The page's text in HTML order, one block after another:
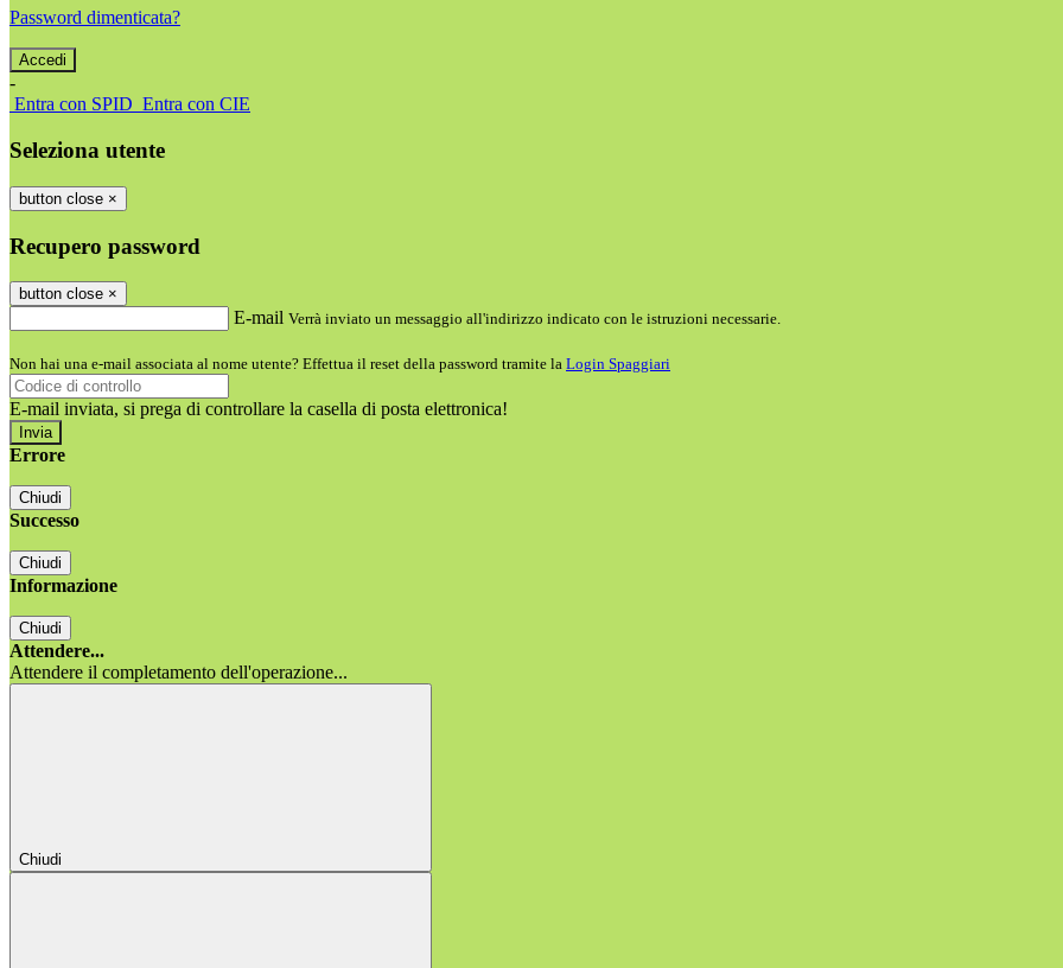
Password dimenticata?
-
Entra con SPID Entra con CIE
Seleziona utente
button close ×
Recupero password
button close ×
E-mail Verrà inviato un messaggio all'indirizzo indicato con le istruzioni necessarie.
Non hai una e-mail associata al nome utente? Effettua il reset della password tramite la Login Spaggiari
E-mail inviata, si prega di controllare la casella di posta elettronica!
Errore
Chiudi
Successo
Chiudi
Informazione
Chiudi
Attendere...
Attendere il completamento dell'operazione...
Chiudi